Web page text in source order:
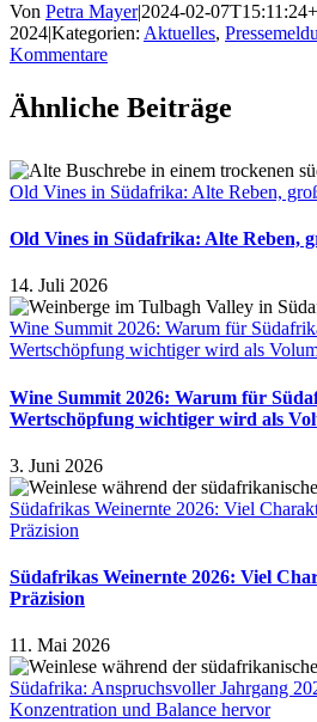
Von Petra Mayer|2024-02-
2024|Kategorien: Aktuelles,
Kommentare
Ähnliche Beiträge
Old Vines in Südafrika: Alte Reben,
Old Vines in Südafrika: Alte Reben,
14. Juli 2026
Wine Summit 2026: Warum für
Wertschöpfung wichtiger wird als
Wine Summit 2026: Warum für
Wertschöpfung wichtiger wird als
3. Juni 2026
Südafrikas Weinernte 2026: Viel
Präzision
Südafrikas Weinernte 2026: Viel
Präzision
11. Mai 2026
Südafrika: Anspruchsvoller Jahrgang
Konzentration und Balance hervor